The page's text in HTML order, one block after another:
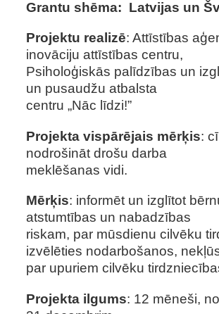
Grantu shēma: Latvijas un
Projektu realizē: Attīstības
inovāciju attīstības centru,
Psiholoģiskās palīdzības un
un pusaudžu atbalsta
centru „Nāc līdzi!”
Projekta vispārējais mērķis:
nodrošināt drošu darba
meklēšanas vidi.
Mērķis: informēt un izglītot
atstumtības un nabadzības
riskam, par mūsdienu cilvēku
izvēlēties nodarbošanos,
par upuriem cilvēku
Projekta ilgums: 12 mēneši,